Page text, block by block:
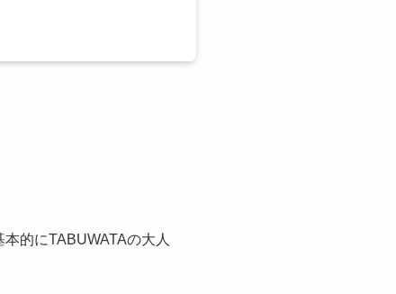
的にTABUWATAの大人